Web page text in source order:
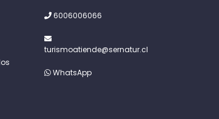
6006006066
turismoatiende@sernatur.cl
WhatsApp